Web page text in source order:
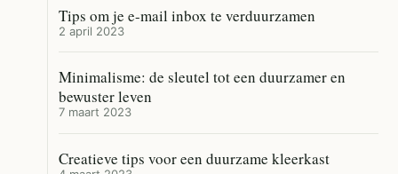
Tips om je e-mail inbox te verduurzamen
2 april 2023
Minimalisme: de sleutel tot een duurzamer en
bewuster leven
7 maart 2023
Creatieve tips voor een duurzame kleerkast